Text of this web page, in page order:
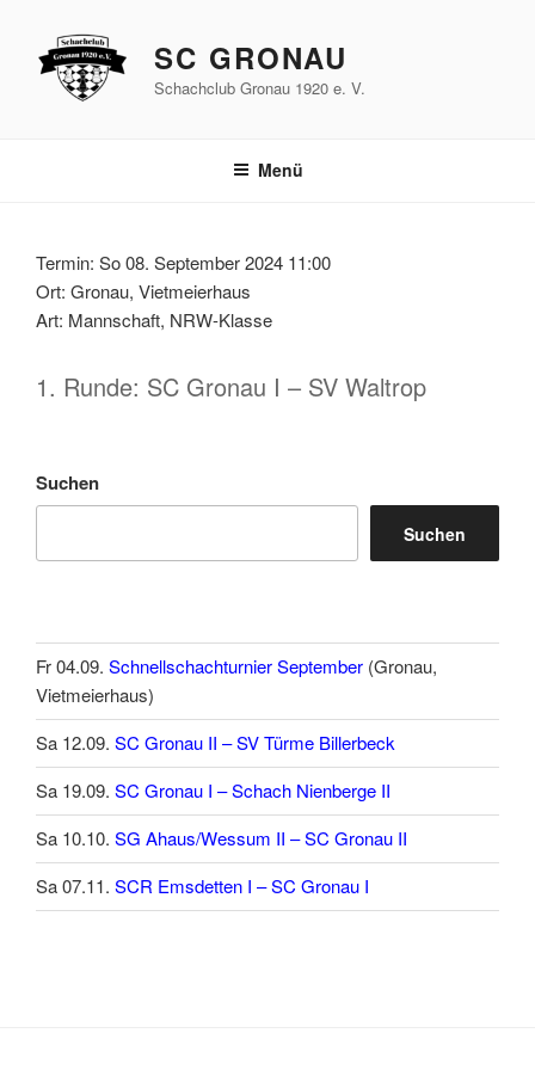
springen
SC GRONAU
Schachclub Gronau 1920 e. V.
Menü
Termin: So 08. September 2024 11:00
Ort: Gronau, Vietmeierhaus
Art: Mannschaft, NRW-Klasse
1. Runde: SC Gronau I – SV Waltrop
Suchen
Suchen
Fr 04.09. Schnellschachturnier September (Gronau,
Vietmeierhaus)
Sa 12.09. SC Gronau II – SV Türme Billerbeck
Sa 19.09. SC Gronau I – Schach Nienberge II
Sa 10.10. SG Ahaus/Wessum II – SC Gronau II
Sa 07.11. SCR Emsdetten I – SC Gronau I